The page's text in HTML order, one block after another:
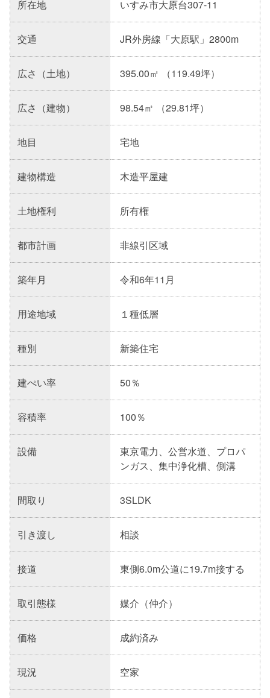
所在地 いすみ市大原台307-11
交通 JR外房線「大原駅」2800m
広さ（土地） 395.00㎡ （119.49坪）
広さ（建物） 98.54㎡ （29.81坪）
地目 宅地
建物構造 木造平屋建
土地権利 所有権
都市計画 非線引区域
築年月 令和6年11月
用途地域 １種低層
種別 新築住宅
建ぺい率 50％
容積率 100％
設備
東京電力、公営水道、プロパ
ンガス、集中浄化槽、側溝
間取り 3SLDK
引き渡し 相談
接道 東側6.0m公道に19.7m接する
取引態様 媒介（仲介）
価格 成約済み
現況 空家